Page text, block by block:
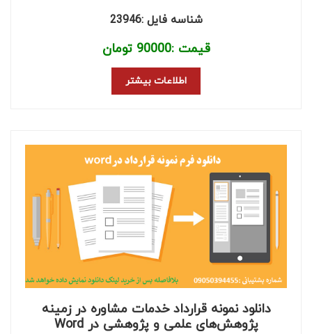
شناسه فایل :23946
قیمت :90000 تومان
اطلاعات بیشتر
دانلود نمونه قرارداد خدمات مشاوره در زمینه
پژوهش‌های علمی و پژوهشی در Word